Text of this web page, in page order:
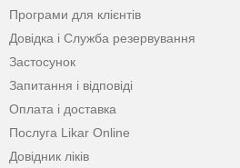
Програми для клієнтів
Довідка і Служба резервування
Застосунок
Запитання і відповіді
Оплата і доставка
Послуга Likar Online
Довідник ліків